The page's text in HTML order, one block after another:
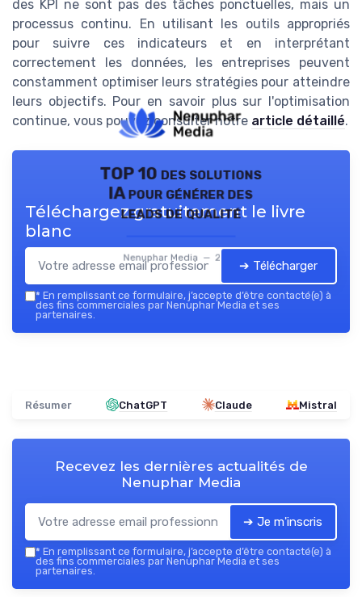
des KPI ne sont pas des tâches ponctuelles, mais un
processus continu. En utilisant les outils appropriés
pour suivre ces indicateurs et en interprétant
correctement les données, les entreprises peuvent
constamment optimiser leurs stratégies pour atteindre
leurs objectifs. Pour en savoir plus sur l'optimisation
continue, vous pouvez consulter notre article détaillé.
TOP 10 des solutions
IA pour générer des
leads de qualité
Nenuphar Media — 2026
Téléchargez gratuitement le livre
blanc
➔ Télécharger
* En remplissant ce formulaire, j’accepte d’être contacté(e) à
des fins commerciales par Nenuphar Media et ses
partenaires.
Résumer ChatGPT Claude Mistral
Recevez les dernières actualités de
Nenuphar Media
➔ Je m'inscris
* En remplissant ce formulaire, j’accepte d’être contacté(e) à
des fins commerciales par Nenuphar Media et ses
partenaires.